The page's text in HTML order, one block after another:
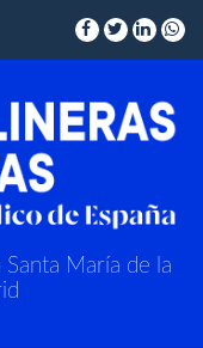
Santa María de la